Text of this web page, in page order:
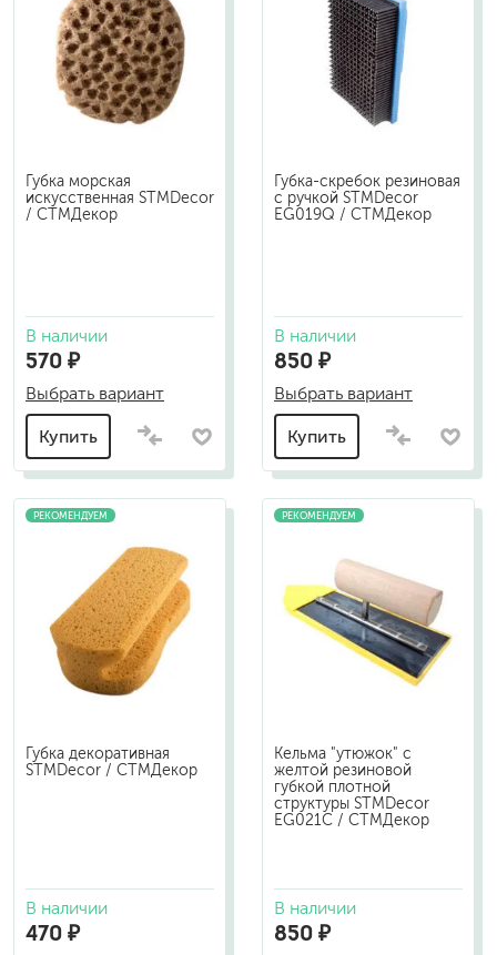
Губка морская
искусственная STMDecor
/ СТМДекор
В наличии
570 ₽
Выбрать вариант
Купить
Губка-скребок резиновая
с ручкой STMDecor
EG019Q / СТМДекор
В наличии
850 ₽
Выбрать вариант
Купить
РЕКОМЕНДУЕМ
Губка декоративная
STMDecor / СТМДекор
В наличии
470 ₽
РЕКОМЕНДУЕМ
Кельма "утюжок" с
желтой резиновой
губкой плотной
структуры STMDecor
EG021C / СТМДекор
В наличии
850 ₽